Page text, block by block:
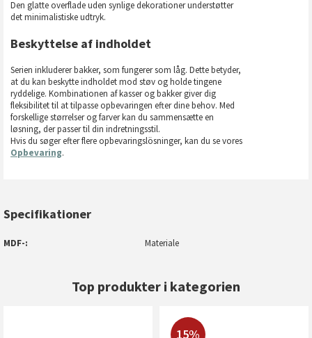
Den glatte overflade uden synlige dekorationer understøtter
det minimalistiske udtryk.
Beskyttelse af indholdet
Serien inkluderer bakker, som fungerer som låg. Dette betyder,
at du kan beskytte indholdet mod støv og holde tingene
ryddelige. Kombinationen af kasser og bakker giver dig
fleksibilitet til at tilpasse opbevaringen efter dine behov. Med
forskellige størrelser og farver kan du sammensætte en
løsning, der passer til din indretningsstil.
Hvis du søger efter flere opbevaringslösninger, kan du se vores
Opbevaring.
Specifikationer
MDF- Materiale
Top produkter i kategorien
15%